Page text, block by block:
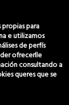
para
e utilizamos
de perfís
ofrecerlle
consultando a
queres que se